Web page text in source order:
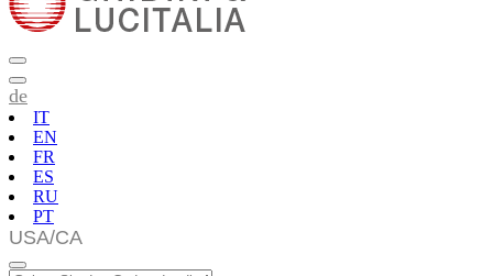
de
IT
EN
FR
ES
RU
PT